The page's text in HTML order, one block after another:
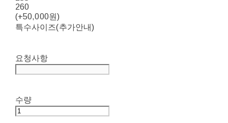
260
(+50,000원)
특수사이즈(추가안내)
요청사항
수량